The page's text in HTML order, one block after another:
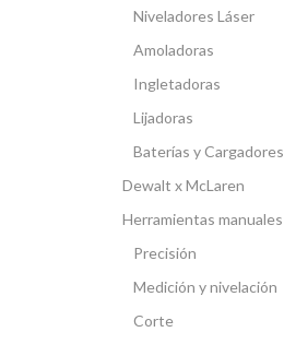
Niveladores Láser
Amoladoras
Ingletadoras
Lijadoras
Baterías y Cargadores
Dewalt x McLaren
Herramientas manuales
Precisión
Medición y nivelación
Corte